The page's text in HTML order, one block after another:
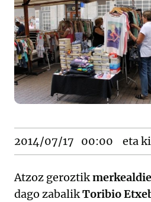
2014/07/17 00:00 eta
Atzoz geroztik
dago zabalikToribio